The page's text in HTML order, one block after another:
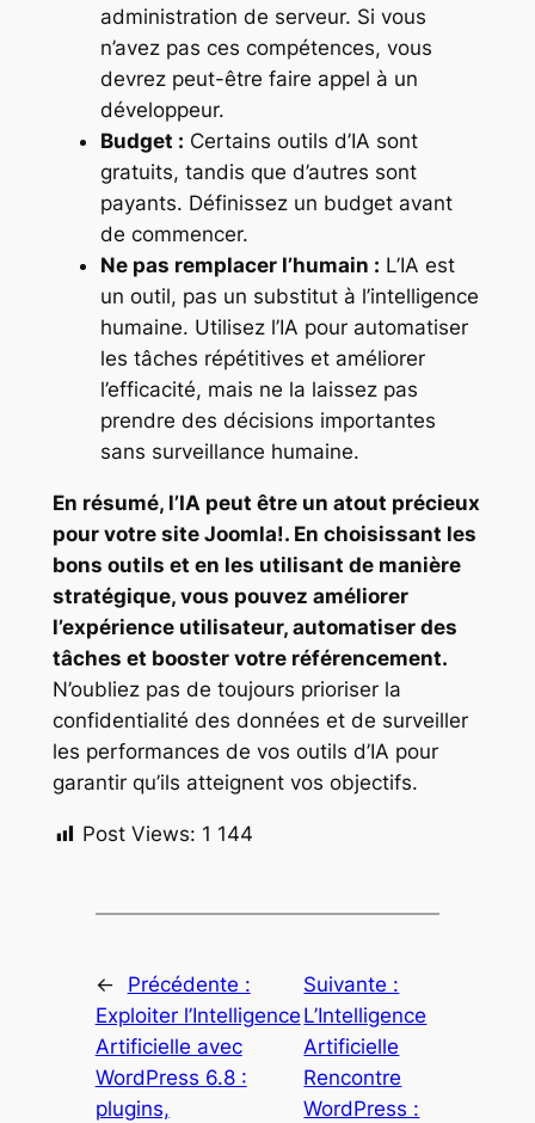
administration de serveur. Si vous
n’avez pas ces compétences, vous
devrez peut-être faire appel à un
développeur.
Budget : Certains outils d’IA sont
gratuits, tandis que d’autres sont
payants. Définissez un budget avant
de commencer.
Ne pas remplacer l’humain : L’IA est
un outil, pas un substitut à l’intelligence
humaine. Utilisez l’IA pour automatiser
les tâches répétitives et améliorer
l’efficacité, mais ne la laissez pas
prendre des décisions importantes
sans surveillance humaine.
En résumé, l’IA peut être un atout précieux
pour votre site Joomla!. En choisissant les
bons outils et en les utilisant de manière
stratégique, vous pouvez améliorer
l’expérience utilisateur, automatiser des
tâches et booster votre référencement.
N’oubliez pas de toujours prioriser la
confidentialité des données et de surveiller
les performances de vos outils d’IA pour
garantir qu’ils atteignent vos objectifs.
Post Views: 1 144
←
Précédente :
Exploiter l’Intelligence
Artificielle avec
WordPress 6.8 :
plugins,
Suivante :
L’Intelligence
Artificielle
Rencontre
WordPress :